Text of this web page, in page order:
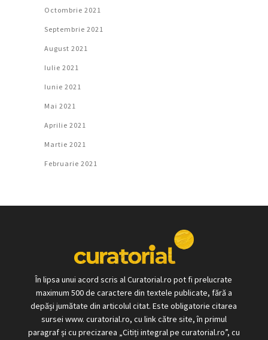
Octombrie 2021
Septembrie 2021
August 2021
Iulie 2021
Iunie 2021
Mai 2021
Aprilie 2021
Martie 2021
Februarie 2021
În lipsa unui acord scris al Curatorial.ro pot fi prelucrate
maximum 500 de caractere din textele publicate, fără a
depăși jumătate din articolul citat. Este obligatorie citarea
sursei www. curatorial.ro, cu link către site, în primul
paragraf și cu precizarea „Citiți integral pe curatorial.ro”, cu